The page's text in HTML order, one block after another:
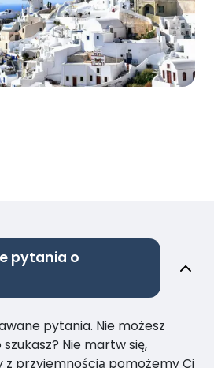
pytania o
pytania. Nie możesz
Nie martw się,
z przyjemnością pomożemy Ci